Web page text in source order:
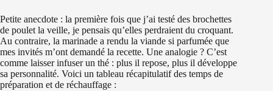
Petite anecdote : la première fois que j’ai testé des brochettes
de poulet la veille, je pensais qu’elles perdraient du croquant.
Au contraire, la marinade a rendu la viande si parfumée que
mes invités m’ont demandé la recette. Une analogie ? C’est
comme laisser infuser un thé : plus il repose, plus il développe
sa personnalité. Voici un tableau récapitulatif des temps de
préparation et de réchauffage :